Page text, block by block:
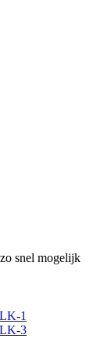
snel mogelijk